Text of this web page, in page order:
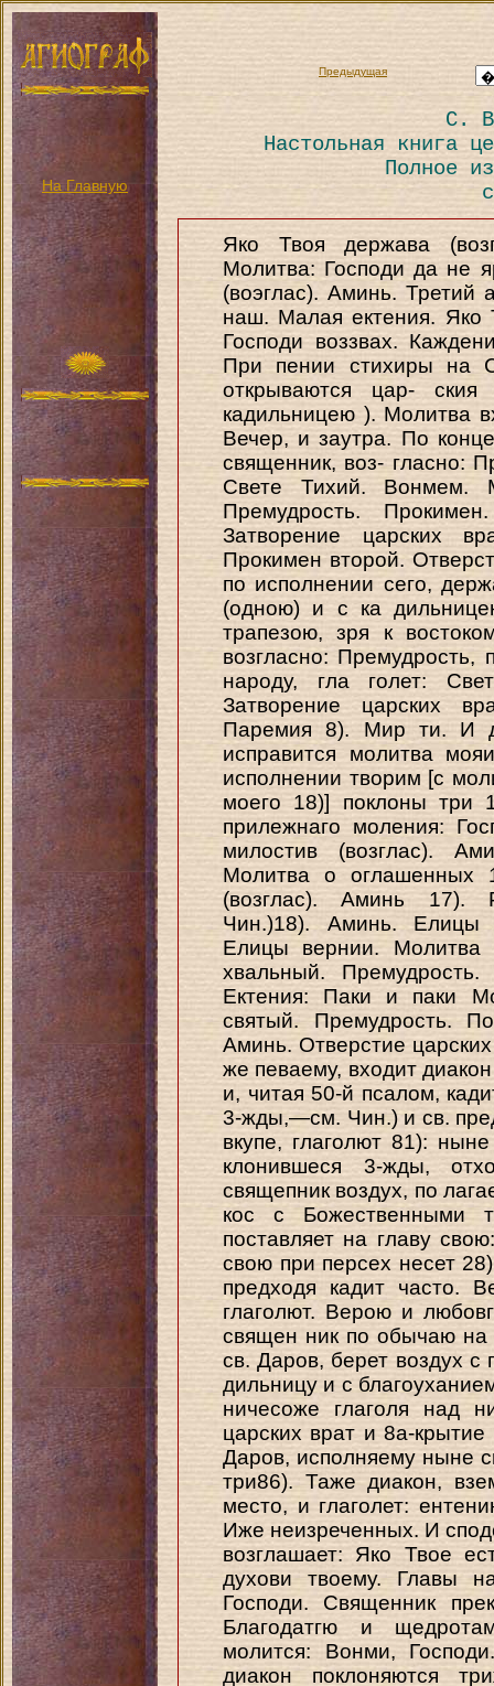
На Главную
Предыдущая
С.
Настольная книга
Полное
Яко Твоя держава
Молитва: Господи да не
(воэглас). Аминь.
наш. Малая ектения. Яко
Господи воззвах.
При пении стихиры
открываются цар-
кадильницею ). Молитва
Вечер, и заутра. По
священник, воз- гласно:
Свете Тихий. Вонмем.
Премудрость.
Затворение царских
Прокимен второй.
по исполнении сего,
(одною) и с ка
трапезою, зря к
возгласно: Премудрость,
народу, гла голет:
Затворение царских
Паремия 8). Мир ти. И
исправится молитва
исполнении творим [с
моего 18)] поклоны три
прилежнаго моления:
милостив (возглас).
Молитва о
(возглас). Аминь 17).
Чин.)18). Аминь. Елицы
Елицы вернии. Молитва
хвальный.
Ектения: Паки и паки
святый. Премудрость.
Аминь. Отверстие
же певаему, входит
и, читая 50-й псалом,
3-жды,—см. Чин.) и св.
вкупе, глаголют 81):
клонившеся 3-жды,
свящепник воздух, по
кос с Божественными
поставляет на главу
свою при персех несет
предходя кадит часто.
глаголют. Верою и
священ ник по обычаю на
св. Даров, берет воздух с
дильницу и с
ничесоже глаголя над
царских врат и 8а-
Даров, исполняему ныне
три86). Таже диакон,
место, и глаголет:
Иже неизреченных. И
возглашает: Яко Твое
духови твоему. Главы
Господи. Священник
Благодатгю и
молится: Вонми,
диакон поклоняются